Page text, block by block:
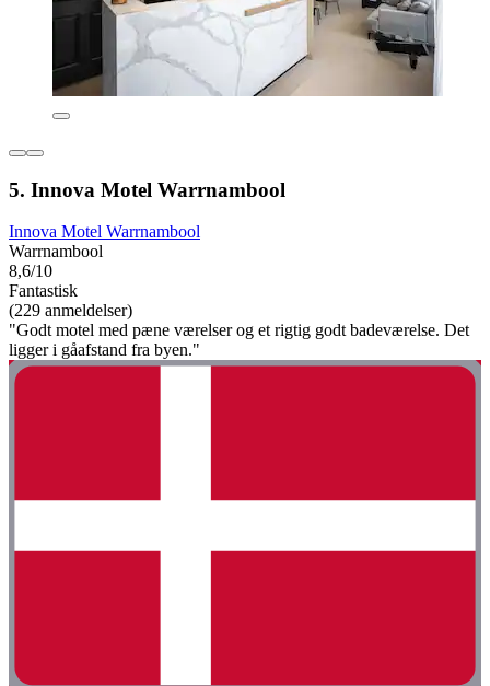
5. Innova Motel Warrnambool
Innova Motel Warrnambool
Warrnambool
8,6/10
Fantastisk
(229 anmeldelser)
"Godt motel med pæne værelser og et rigtig godt badeværelse. Det
ligger i gåafstand fra byen."